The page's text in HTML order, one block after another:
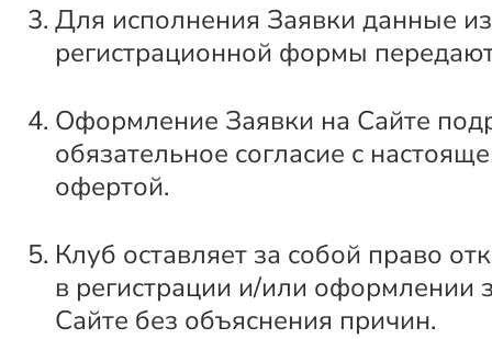
Для исполнения Заявки данные из
регистрационной формы
Оформление Заявки на Сайте
обязательное согласие с
офертой.
Клуб оставляет за собой право
в регистрации и/или оформлении
Сайте без объяснения причин.